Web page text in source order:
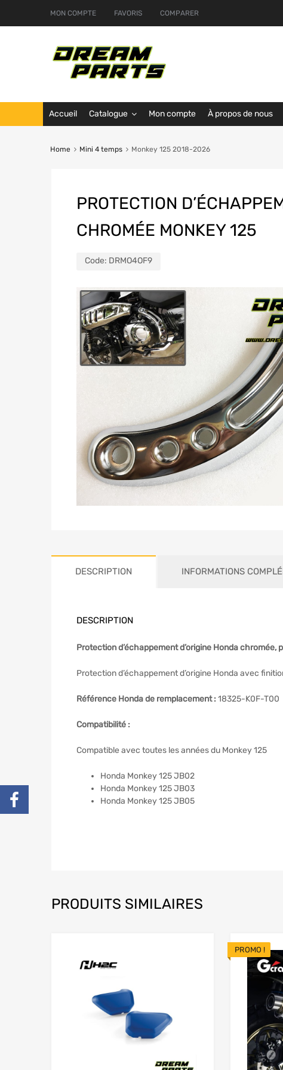
MON COMPTE FAVORIS COMPARER
Accueil Catalogue Mon compte À propos de nous
Home Mini 4 temps Monkey 125 2018-2026
PROTECTION
CHROMÉE MONKEY 125
Code: DRMO4OF9
DESCRIPTION INFORMATIONS
DESCRIPTION
Protection d’échappement d’origine Honda chromée,
Protection d’échappement d’origine Honda avec
Référence Honda de remplacement : 18325-K0F-T00
Compatibilité :
Compatible avec toutes les années du Monkey 125
Honda Monkey 125 JB02
Honda Monkey 125 JB03
Honda Monkey 125 JB05
PRODUITS SIMILAIRES
Add to Wishlist
Add to
PROMO !